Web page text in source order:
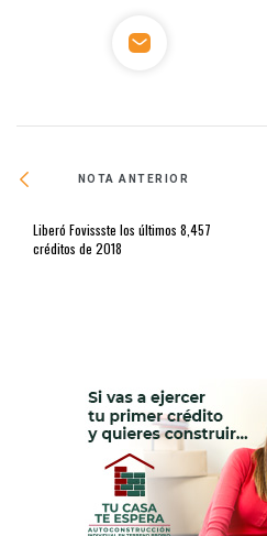
NOTA ANTERIOR
Liberó Fovissste los últimos 8,457
créditos de 2018